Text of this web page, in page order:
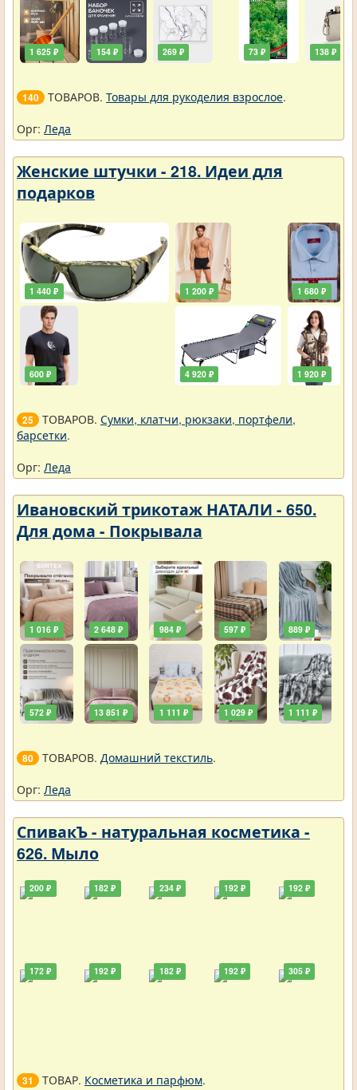
1 625 ₽ 154 ₽ 269 ₽ 73 ₽ 138 ₽
140 ТОВАРОВ. Товары для рукоделия взрослое.
Орг: Леда
Женские штучки - 218. Идеи для
подарков
1 440 ₽
600 ₽
1 200 ₽
4 920 ₽
1 680 ₽
1 920 ₽
25 ТОВАРОВ. Сумки, клатчи, рюкзаки, портфели,
барсетки.
Орг: Леда
Ивановский трикотаж НАТАЛИ - 650.
Для дома - Покрывала
1 016 ₽
572 ₽
2 648 ₽
13 851 ₽
984 ₽
1 111 ₽
597 ₽
1 029 ₽
889 ₽
1 111 ₽
80 ТОВАРОВ. Домашний текстиль.
Орг: Леда
СпивакЪ - натуральная косметика -
626. Мыло
200 ₽
172 ₽
182 ₽
192 ₽
234 ₽
182 ₽
192 ₽
192 ₽
192 ₽
305 ₽
31 ТОВАР. Косметика и парфюм.